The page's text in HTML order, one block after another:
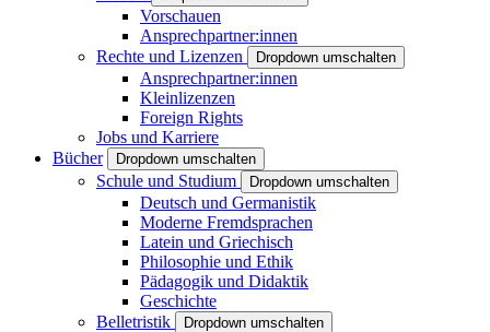
Vorschauen
Ansprechpartner:innen
Rechte und Lizenzen
Dropdown umschalten
Ansprechpartner:innen
Kleinlizenzen
Foreign Rights
Jobs und Karriere
Bücher
Dropdown umschalten
Schule und Studium Dropdown umschalten
Deutsch und Germanistik
Moderne Fremdsprachen
Latein und Griechisch
Philosophie und Ethik
Pädagogik und Didaktik
Geschichte
Belletristik
Dropdown umschalten